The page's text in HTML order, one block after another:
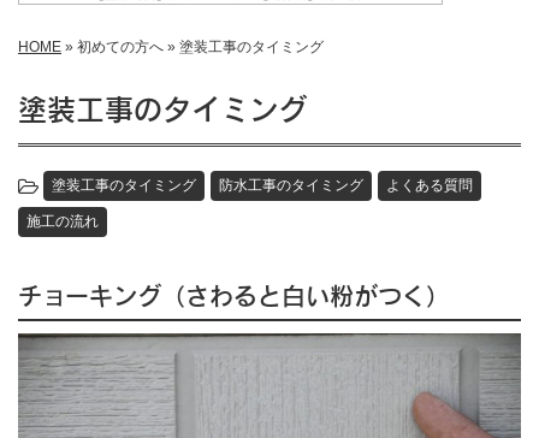
HOME » 初めての方へ » 塗装工事のタイミング
塗装工事のタイミング
塗装工事のタイミング 防水工事のタイミング よくある質問
施工の流れ
チョーキング（さわると白い粉がつく）